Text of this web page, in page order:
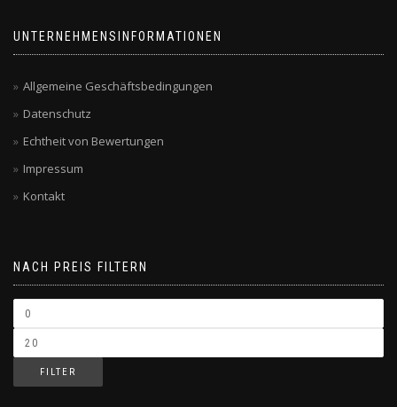
UNTERNEHMENSINFORMATIONEN
Allgemeine Geschäftsbedingungen
Datenschutz
Echtheit von Bewertungen
Impressum
Kontakt
NACH PREIS FILTERN
FILTER